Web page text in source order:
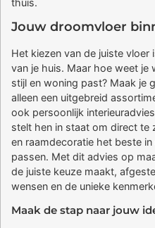
thuis.
Jouw droomvloer
Het kiezen van de juiste
van je huis. Maar hoe weet je
stijl en woning past? Maak je
alleen een uitgebreid
ook persoonlijk
stelt hen in staat om direct te
en raamdecoratie het beste
passen. Met dit advies op
de juiste keuze maakt,
wensen en de unieke
Maak de stap naar jouw